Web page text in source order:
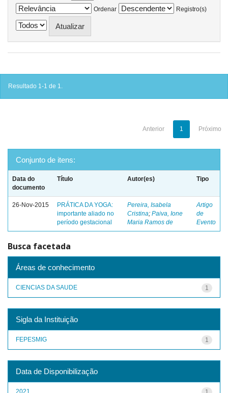
Ordenar
Registro(s)
Resultado 1-1 de 1.
Anterior 1 Próximo
Conjunto de itens:
Data do
documento
Título Autor(es) Tipo
26-Nov-2015
PRÁTICA DA YOGA:
importante aliado no
período gestacional
Pereira, Isabela
Cristina; Paiva, Ione
Maria Ramos de
Artigo
de
Evento
Busca facetada
Áreas de conhecimento
1
CIENCIAS DA SAUDE
Sigla da Instituição
1
FEPESMIG
Data de Disponibilização
2021